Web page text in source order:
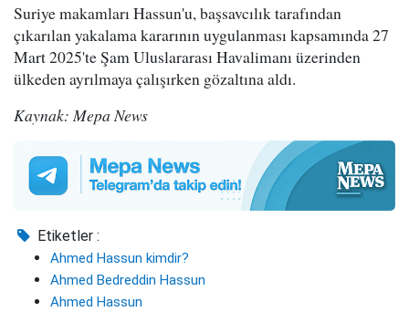
Suriye makamları Hassun'u, başsavcılık tarafından
çıkarılan yakalama kararının uygulanması kapsamında 27
Mart 2025'te Şam Uluslararası Havalimanı üzerinden
ülkeden ayrılmaya çalışırken gözaltına aldı.
Kaynak: Mepa News
Etiketler :
Ahmed Hassun kimdir?
Ahmed Bedreddin Hassun
Ahmed Hassun